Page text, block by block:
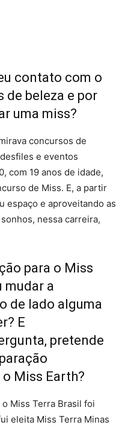
contato com o
de beleza e por
uma miss?
concursos de
e eventos
com 19 anos de idade,
de Miss. E, a partir
espaço e aproveitando as
nessa carreira,
para o Miss
mudar a
de lado alguma
E
pretende
Miss Earth?
Miss Terra Brasil foi
eleita Miss Terra Minas